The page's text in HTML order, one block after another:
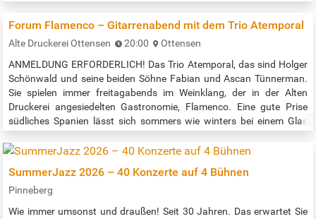
Forum Flamenco – Gitarrenabend mit dem Trio Atemporal
Alte Druckerei Ottensen 20:00
Ottensen
ANMELDUNG ERFORDERLICH! Das Trio Atemporal, das sind Holger
Schönwald und seine beiden Söhne Fabian und Ascan Tünnerman.
Sie spielen immer freitagabends im Weinklang, der in der Alten
Druckerei angesiedelten Gastronomie, Flamenco. Eine gute Prise
südliches Spanien lässt sich sommers wie winters bei einem Glas
können über den Link zur Veranstaltung reserviert werden. Beginn
SummerJazz 2026 – 40 Konzerte auf 4 Bühnen
Pinneberg
Wie immer umsonst und draußen! Seit 30 Jahren. Das erwartet Sie